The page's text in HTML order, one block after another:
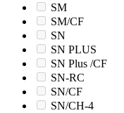
SM
SM/CF
SN
SN PLUS
SN Plus /CF
SN-RC
SN/CF
SN/CH-4